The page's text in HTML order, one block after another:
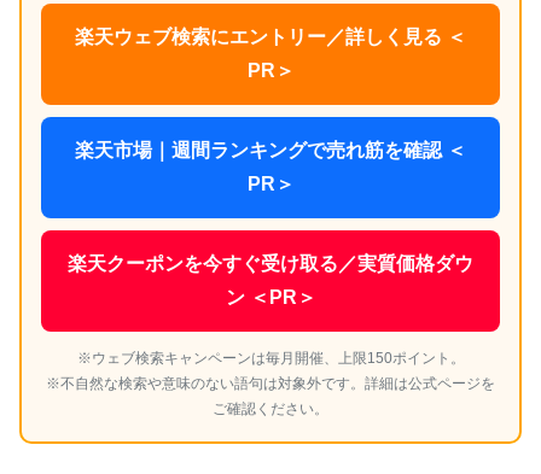
楽天ウェブ検索にエントリー／詳しく見る ＜
PR＞
楽天市場｜週間ランキングで売れ筋を確認 ＜
PR＞
楽天クーポンを今すぐ受け取る／実質価格ダウ
ン ＜PR＞
※ウェブ検索キャンペーンは毎月開催、上限150ポイント。
※不自然な検索や意味のない語句は対象外です。詳細は公式ページを
ご確認ください。